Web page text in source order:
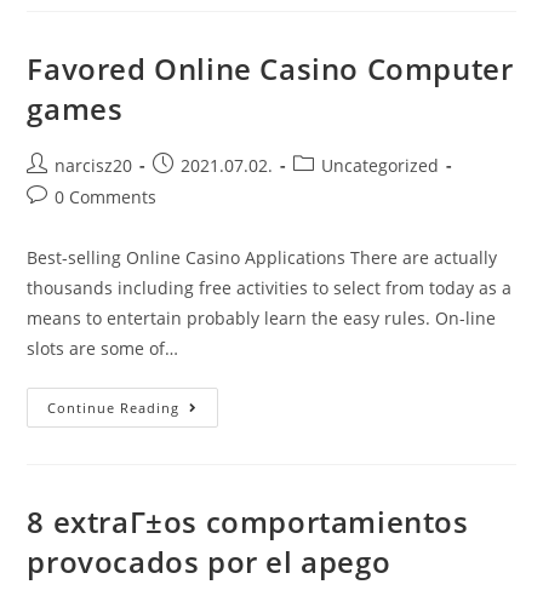
Factual
Money
Favored Online Casino Computer
games
Post
author:
narcisz20
Post
published:
2021.07.02.
PostUncategorized
Post0 Comments
Best-selling Online Casino Applications There are actually
thousands including free activities to select from today as a
means to entertain probably learn the easy rules. On-line
slots are some of…
Continue Reading Favored
Online
8 extraГ±os comportamientos
provocados por el apego